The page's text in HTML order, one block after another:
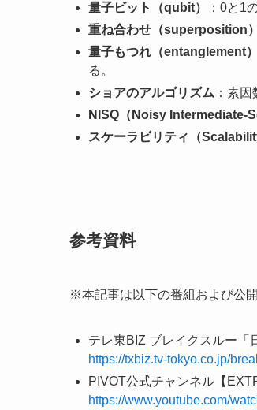
量子ビット（qubit）
：0と1
重ね合わせ（superposition）
量子もつれ（entanglement）
る。
ショアのアルゴリズム ：素
NISQ（Noisy Intermediate-
スケーラビリティ（
参考資料
※本記事は以下の番組および公
テレ東BIZ ブレイクスルー「
https://txbiz.tv-tokyo.co.jp/
PIVOT公式チャンネル【
https://www.youtube.com/